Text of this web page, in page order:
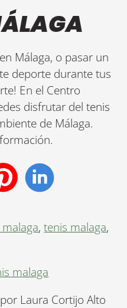
Málaga, o pasar un
deporte durante tus
En el Centro
disfrutar del tenis
de Málaga.
,tenis malaga,
malaga
Laura Cortijo Alto